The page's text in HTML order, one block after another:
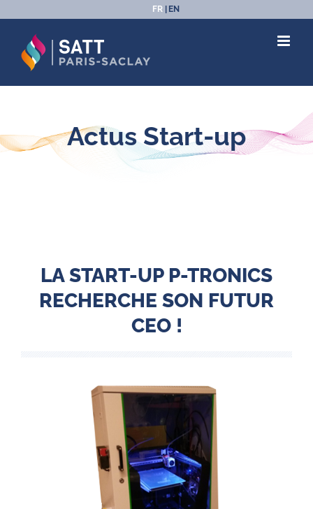
au
contenu
FR EN
Actus Start-up
LA START-UP P-TRONICS
RECHERCHE SON FUTUR
CEO !